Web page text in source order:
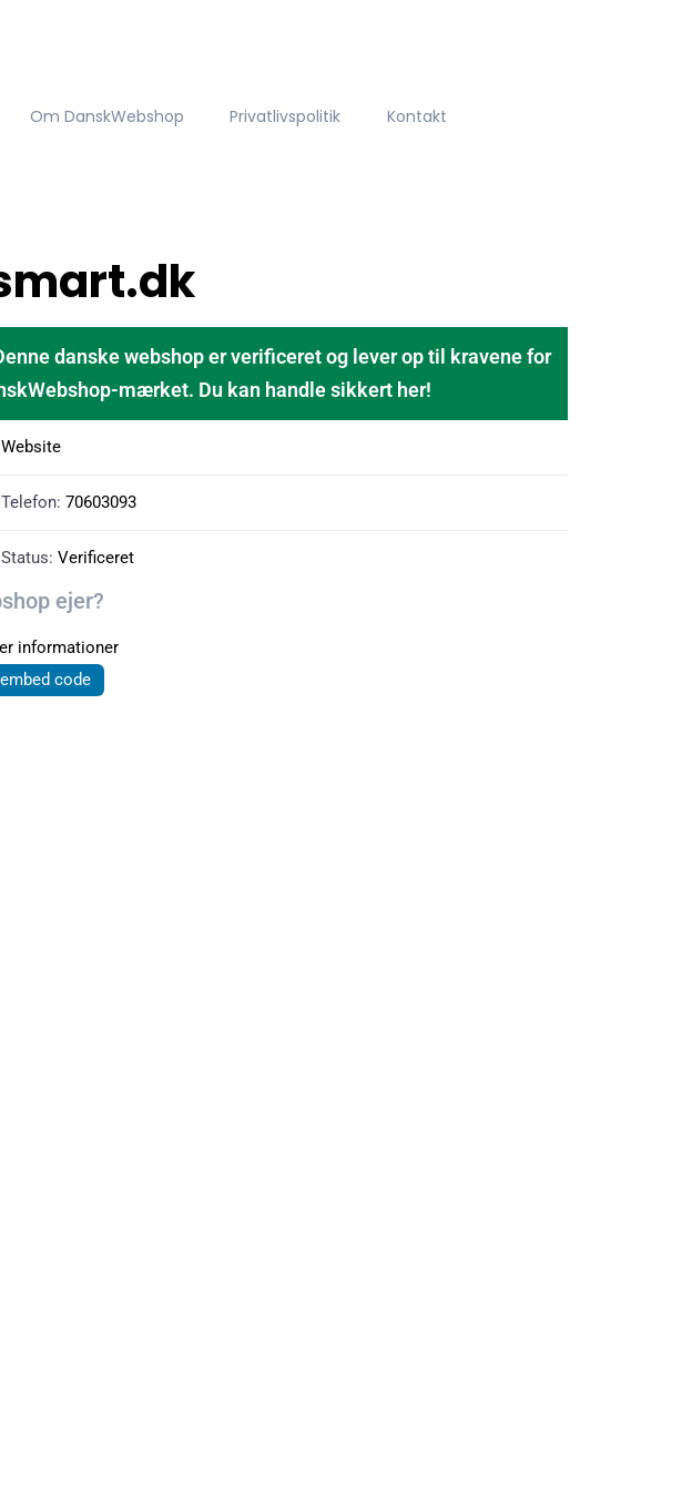
Om DanskWebshop Privatlivspolitik Kontakt
danske webshop er verificeret og lever op til kravene for
mærket. Du kan handle sikkert her!
Website
Telefon: 70603093
Status: Verificeret
ejer?
informationer
code